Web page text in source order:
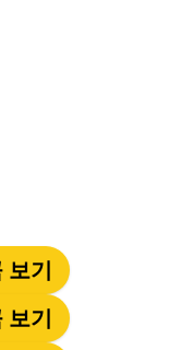
보기
보기